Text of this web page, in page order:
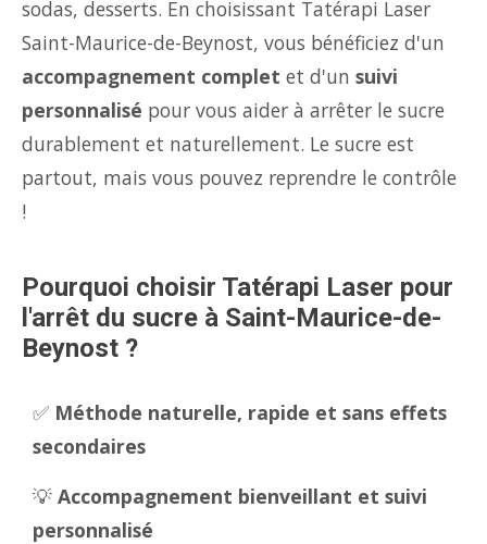
sodas, desserts. En choisissant Tatérapi Laser
Saint-Maurice-de-Beynost, vous bénéficiez d'un
accompagnement complet et d'un suivi
personnalisé pour vous aider à arrêter le sucre
durablement et naturellement. Le sucre est
partout, mais vous pouvez reprendre le contrôle
!
Pourquoi choisir Tatérapi Laser pour
l'arrêt du sucre à Saint-Maurice-de-
Beynost ?
✅ Méthode naturelle, rapide et sans effets
secondaires
💡 Accompagnement bienveillant et suivi
personnalisé